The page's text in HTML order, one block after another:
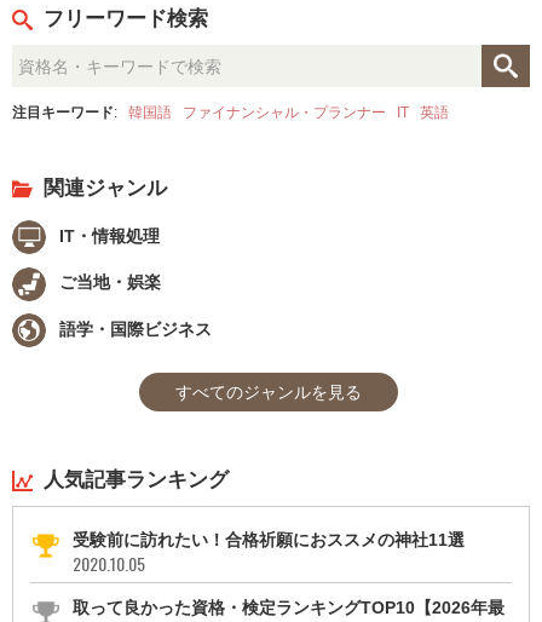
フリーワード検索
注目キーワード: 韓国語 ファイナンシャル・プランナー IT 英語
関連ジャンル
IT・情報処理
ご当地・娯楽
語学・国際ビジネス
すべてのジャンルを見る
人気記事ランキング
受験前に訪れたい！合格祈願におススメの神社11選
2020.10.05
取って良かった資格・検定ランキングTOP10【2026年最